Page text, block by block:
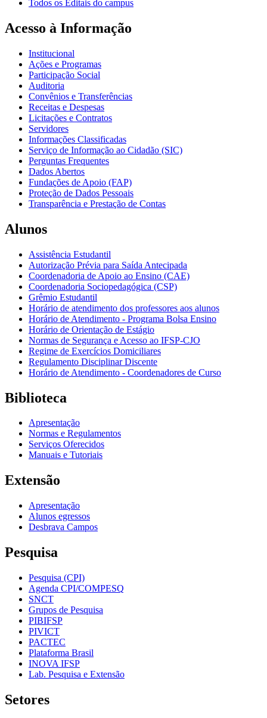
Todos os Editais do campus
Acesso à Informação
Institucional
Ações e Programas
Participação Social
Auditoria
Convênios e Transferências
Receitas e Despesas
Licitações e Contratos
Servidores
Informações Classificadas
Serviço de Informação ao Cidadão (SIC)
Perguntas Frequentes
Dados Abertos
Fundações de Apoio (FAP)
Proteção de Dados Pessoais
Transparência e Prestação de Contas
Alunos
Assistência Estudantil
Autorização Prévia para Saída Antecipada
Coordenadoria de Apoio ao Ensino (CAE)
Coordenadoria Sociopedagógica (CSP)
Grêmio Estudantil
Horário de atendimento dos professores aos alunos
Horário de Atendimento - Programa Bolsa Ensino
Horário de Orientação de Estágio
Normas de Segurança e Acesso ao IFSP-CJO
Regime de Exercícios Domiciliares
Regulamento Disciplinar Discente
Horário de Atendimento - Coordenadores de Curso
Biblioteca
Apresentação
Normas e Regulamentos
Serviços Oferecidos
Manuais e Tutoriais
Extensão
Apresentação
Alunos egressos
Desbrava Campos
Pesquisa
Pesquisa (CPI)
Agenda CPI/COMPESQ
SNCT
Grupos de Pesquisa
PIBIFSP
PIVICT
PACTEC
Plataforma Brasil
INOVA IFSP
Lab. Pesquisa e Extensão
Setores